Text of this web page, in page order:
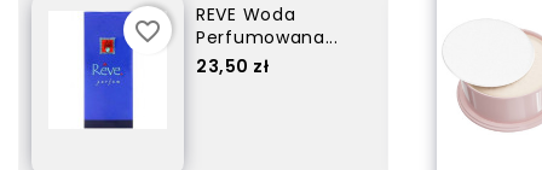
favorite_border
MARION Szampon...
Cena
5,80 zł favorite_border